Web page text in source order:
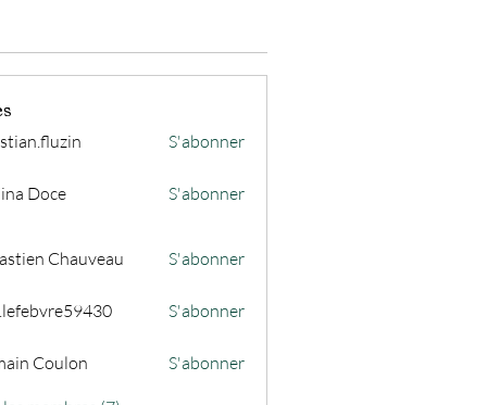
S'abonner
Doce S'abonner
Chauveau S'abonner
S'abonner
Coulon S'abonner